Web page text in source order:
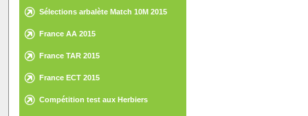
Sélections arbalète Match 10M 2015
France AA 2015
France TAR 2015
France ECT 2015
Compétition test aux Herbiers